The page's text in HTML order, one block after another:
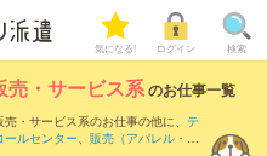
気になる! ログイン 検索
売・サービス系のお仕事一覧
・サービス系のお仕事の他に、 テ
ールセンター、 販売（アパレル・フ